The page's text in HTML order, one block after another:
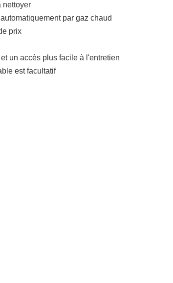
nettoyer
par gaz chaud
prix
un accès plus facile à l'entretien
est facultatif